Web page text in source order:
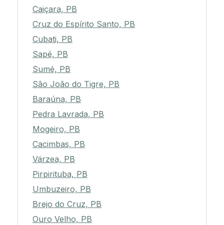
Caiçara, PB
Cruz do Espírito Santo, PB
Cubati, PB
Sapé, PB
Sumé, PB
São João do Tigre, PB
Baraúna, PB
Pedra Lavrada, PB
Mogeiro, PB
Cacimbas, PB
Várzea, PB
Pirpirituba, PB
Umbuzeiro, PB
Brejo do Cruz, PB
Ouro Velho, PB